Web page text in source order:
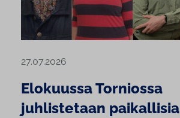
27.07.2026
Elokuussa Torniossa
juhlistetaan paikallisia